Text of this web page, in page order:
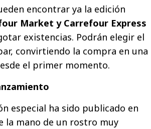
encontrar ya la edición
Market y Carrefour Express
existencias. Podrán elegir el
convirtiendo la compra en una
el primer momento.
especial ha sido publicado en
la mano de un rostro muy